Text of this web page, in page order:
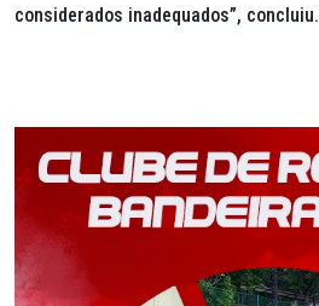
considerados inadequados”, concluiu.